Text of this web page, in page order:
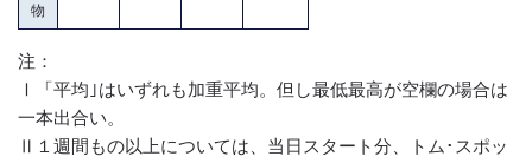
物
注：
Ⅰ「平均｣はいずれも加重平均。但し最低最高が空欄の場合は
一本出合い。
Ⅱ１週間もの以上については、当日スタート分、トム･スポッ